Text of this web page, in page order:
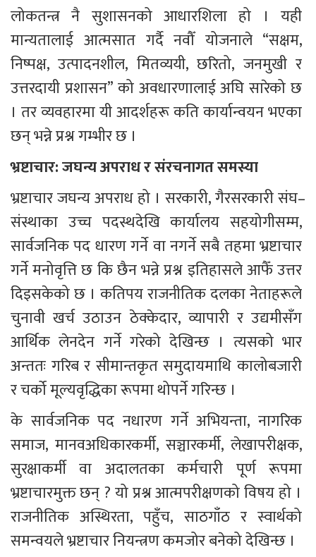
लोकतन्त्र नै सुशासनको आधारशिला हो । यही
मान्यतालाई आत्मसात गर्दै नवौँ योजनाले “सक्षम,
निष्पक्ष, उत्पादनशील, मितव्ययी, छरितो, जनमुखी र
उत्तरदायी प्रशासन” को अवधारणालाई अघि सारेको छ
। तर व्यवहारमा यी आदर्शहरू कति कार्यान्वयन भएका
छन् भन्ने प्रश्न गम्भीर छ ।
भ्रष्टाचार: जघन्य अपराध र संरचनागत समस्या
भ्रष्टाचार जघन्य अपराध हो । सरकारी, गैरसरकारी संघ–
संस्थाका उच्च पदस्थदेखि कार्यालय सहयोगीसम्म,
सार्वजनिक पद धारण गर्ने वा नगर्ने सबै तहमा भ्रष्टाचार
गर्ने मनोवृत्ति छ कि छैन भन्ने प्रश्न इतिहासले आफैँ उत्तर
दिइसकेको छ । कतिपय राजनीतिक दलका नेताहरूले
चुनावी खर्च उठाउन ठेक्केदार, व्यापारी र उद्यमीसँग
आर्थिक लेनदेन गर्ने गरेको देखिन्छ । त्यसको भार
अन्ततः गरिब र सीमान्तकृत समुदायमाथि कालोबजारी
र चर्को मूल्यवृद्धिका रूपमा थोपर्ने गरिन्छ ।
के सार्वजनिक पद नधारण गर्ने अभियन्ता, नागरिक
समाज, मानवअधिकारकर्मी, सञ्चारकर्मी, लेखापरीक्षक,
सुरक्षाकर्मी वा अदालतका कर्मचारी पूर्ण रूपमा
भ्रष्टाचारमुक्त छन् ? यो प्रश्न आत्मपरीक्षणको विषय हो ।
राजनीतिक अस्थिरता, पहुँच, साठगाँठ र स्वार्थको
समन्वयले भ्रष्टाचार नियन्त्रण कमजोर बनेको देखिन्छ ।